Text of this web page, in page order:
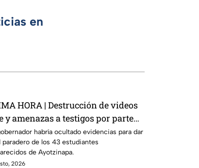
en
HORA | Destrucción de videos
y amenazas a testigos por parte
Ángen Aguirre: FGR
habría ocultado evidencias para dar
paradero de los 43 estudiantes
de Ayotzinapa.
2026